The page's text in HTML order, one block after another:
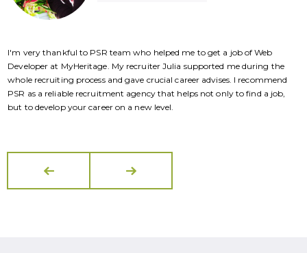
I'm very thankful to PSR team who helped me to get a job of Web
Developer at MyHeritage. My recruiter Julia supported me during the
whole recruiting process and gave crucial career advises. I recommend
PSR as a reliable recruitment agency that helps not only to find a job,
but to develop your career on a new level.